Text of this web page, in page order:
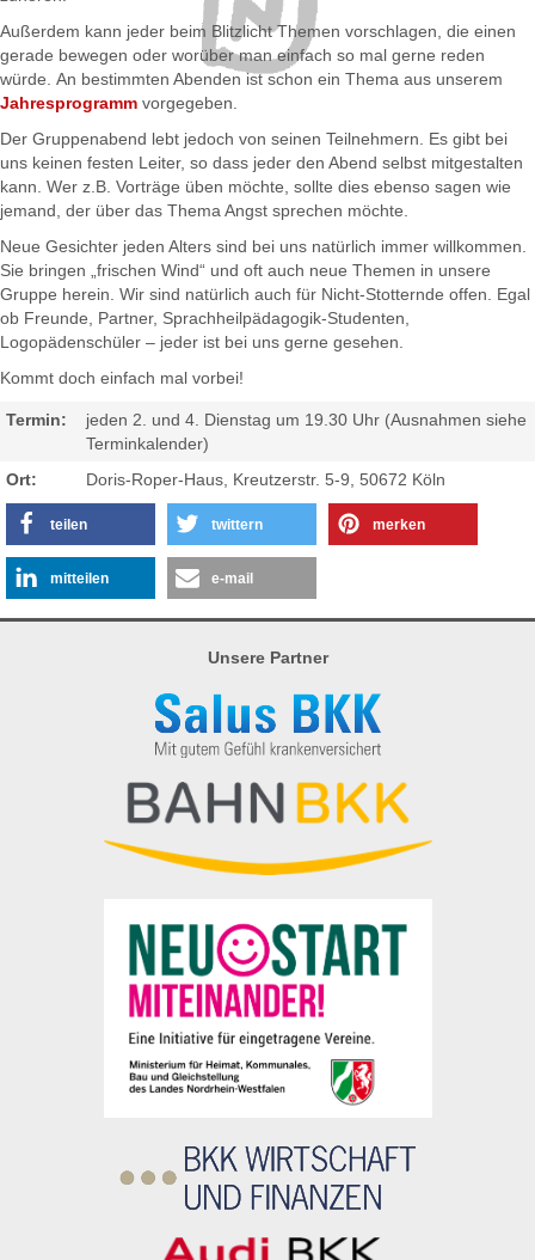
Außerdem kann jeder beim Blitzlicht Themen vorschlagen, die einen
gerade bewegen oder worüber man einfach so mal gerne reden
würde. An bestimmten Abenden ist schon ein Thema aus unserem
Jahresprogramm vorgegeben.
Der Gruppenabend lebt jedoch von seinen Teilnehmern. Es gibt bei
uns keinen festen Leiter, so dass jeder den Abend selbst mitgestalten
kann. Wer z.B. Vorträge üben möchte, sollte dies ebenso sagen wie
jemand, der über das Thema Angst sprechen möchte.
Neue Gesichter jeden Alters sind bei uns natürlich immer willkommen.
Sie bringen „frischen Wind“ und oft auch neue Themen in unsere
Gruppe herein. Wir sind natürlich auch für Nicht-Stotternde offen. Egal
ob Freunde, Partner, Sprachheilpädagogik-Studenten,
Logopädenschüler – jeder ist bei uns gerne gesehen.
Kommt doch einfach mal vorbei!
Termin:
jeden 2. und 4. Dienstag um 19.30 Uhr (Ausnahmen siehe
Terminkalender)
Ort:
Doris-Roper-Haus, Kreutzerstr. 5-9, 50672 Köln
teilen twittern merken
mitteilen e-mail
Unsere Partner